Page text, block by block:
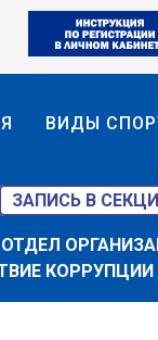
ВИДЫ
ЗАПИСЬ В
ОТДЕЛ
КОРРУПЦИИ